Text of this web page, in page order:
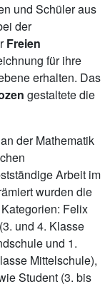
und Schüler aus
der
Freien
für ihre
erhalten. Das
gestaltete die
der Mathematik
Arbeit im
wurden die
Felix
und 4. Klasse
und 1.
Mittelschule),
Student (3. bis